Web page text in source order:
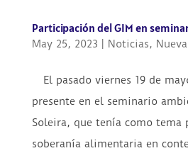
Participación del GIM en
May 25, 2023 Noticias,
El pasado viernes 19 de
presente en el seminario
Soleira, que tenía como tema
soberanía alimentaria en